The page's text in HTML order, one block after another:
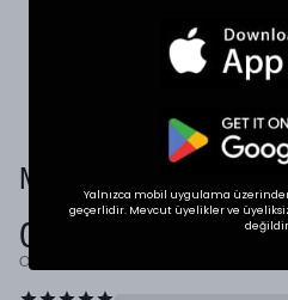
* Ölçülerde +1/-1 cm farklılık
Müşteri Yorumları
0.0
Ortalama Puan
Yalnızca mobil uygulama
geçerlidir. Mevcut üyelikler ve